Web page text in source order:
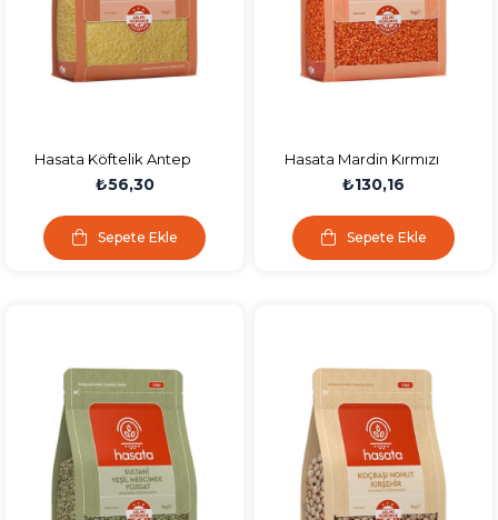
Hasata Köftelik Antep
Bulguru 1000 gr
₺56,30
Sepete Ekle
Hasata Mardin Kırmızı
Mercimek 1000 gr
₺130,16
Sepete Ekle